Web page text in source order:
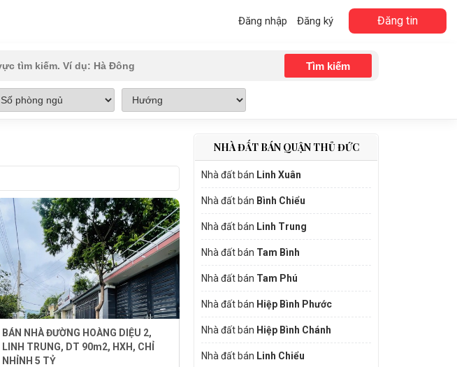
Đăng nhập Đăng ký Đăng tin
BÁN NHÀ ĐƯỜNG HOÀNG DIỆU 2,
LINH TRUNG, DT 90m2, HXH, CHỈ
NHỈNH 5 TỶ
NHÀ ĐẤT BÁN QUẬN THỦ ĐỨC
Nhà đất bán Linh Xuân
Nhà đất bán Bình Chiểu
Nhà đất bán Linh Trung
Nhà đất bán Tam Bình
Nhà đất bán Tam Phú
Nhà đất bán Hiệp Bình Phước
Nhà đất bán Hiệp Bình Chánh
Nhà đất bán Linh Chiểu